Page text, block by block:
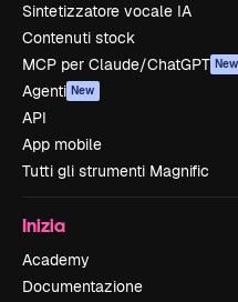
Sintetizzatore vocale IA
Contenuti stock
MCP per Claude/ChatGPT New
Agenti New
API
App mobile
Tutti gli strumenti Magnific
Inizia
Academy
Documentazione